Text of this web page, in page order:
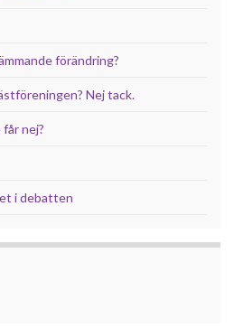
förändring?
Nej tack.
nej?
i debatten